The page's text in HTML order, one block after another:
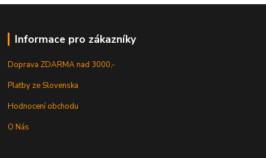
Informace pro zákazníky
Doprava ZDARMA nad 3000,-
Platby ze Slovenska
Hodnocení obchodu
O Nás